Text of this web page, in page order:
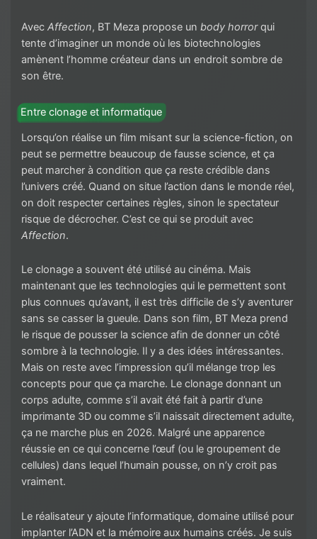
Avec Affection, BT Meza propose un body horrorqui
tente d’imaginer un monde où les biotechnologies
amènent l’homme créateur dans un endroit sombre de
son être.
Entre clonage et informatique
Lorsqu’on réalise un film misant sur la science-fiction, on
peut se permettre beaucoup de fausse science, et ça
peut marcher à condition que ça reste crédible dans
l’univers créé. Quand on situe l’action dans le monde réel,
on doit respecter certaines règles, sinon le spectateur
risque de décrocher. C’est ce qui se produit avec
Affection.
Le clonage a souvent été utilisé au cinéma. Mais
maintenant que les technologies qui le permettent sont
plus connues qu’avant, il est très difficile de s’y aventurer
sans se casser la gueule. Dans son film, BT Meza prend
le risque de pousser la science afin de donner un côté
sombre à la technologie. Il y a des idées intéressantes.
Mais on reste avec l’impression qu’il mélange trop les
concepts pour que ça marche. Le clonage donnant un
corps adulte, comme s’il avait été fait à partir d’une
imprimante 3D ou comme s’il naissait directement adulte,
ça ne marche plus en 2026. Malgré une apparence
réussie en ce qui concerne l’œuf (ou le groupement de
cellules) dans lequel l’humain pousse, on n’y croit pas
vraiment.
Le réalisateur y ajoute l’informatique, domaine utilisé pour
implanter l’ADN et la mémoire aux humains créés. Je suis